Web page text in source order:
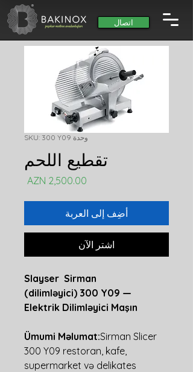
اتصال
وحدة SKU: 300 Y09
تقطيع اللحم
السعر
أضِف إلى العربة
اشترِ الآن
Slayser Sirman
(dilimləyici) 300 Y09 —
Elektrik Dilimləyici Maşın
Ümumi Məlumat:Sirman Slicer
300 Y09 restoran, kafe,
supermarket və delikates